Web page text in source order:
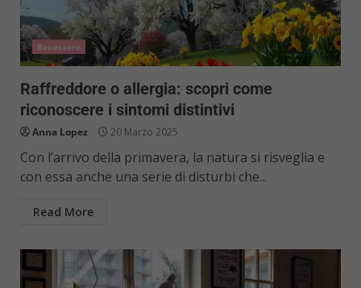
Benessere
Raffreddore o allergia: scopri come
riconoscere i sintomi distintivi
Anna Lopez 20 Marzo 2025
Con l’arrivo della primavera, la natura si risveglia e
con essa anche una serie di disturbi che...
Read More